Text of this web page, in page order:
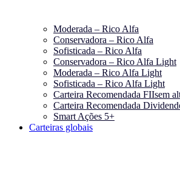
Moderada – Rico Alfa
Conservadora – Rico Alfa
Sofisticada – Rico Alfa
Conservadora – Rico Alfa Light
Moderada – Rico Alfa Light
Sofisticada – Rico Alfa Light
Carteira Recomendada FIIsem
Carteira Recomendada
Smart Ações 5+
Carteiras globais